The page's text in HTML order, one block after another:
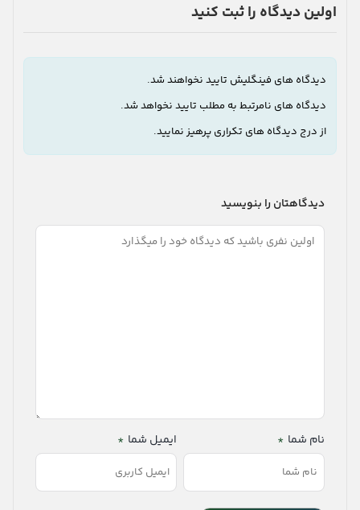
اولین دیدگاه را ثبت کنید
دیدگاه های فینگلیش تایید نخواهند شد.
دیدگاه های نامرتبط به مطلب تایید نخواهد شد.
از درج دیدگاه های تکراری پرهیز نمایید.
دیدگاهتان را بنویسید
نام شما * ایمیل شما *